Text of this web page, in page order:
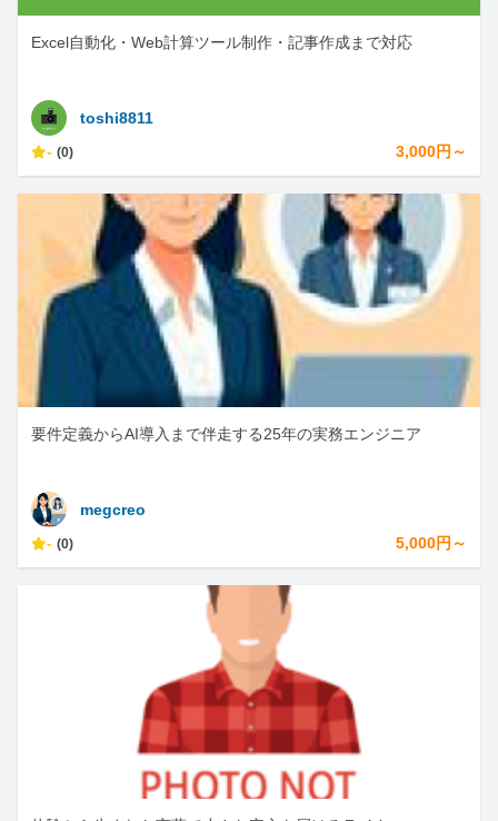
Excel自動化・Web計算ツール制作・記事作成まで対応
toshi8811
- (0) 3,000円～
要件定義からAI導入まで伴走する25年の実務エンジニア
megcreo
- (0) 5,000円～